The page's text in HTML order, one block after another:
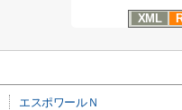
XML
エスポワールＮ